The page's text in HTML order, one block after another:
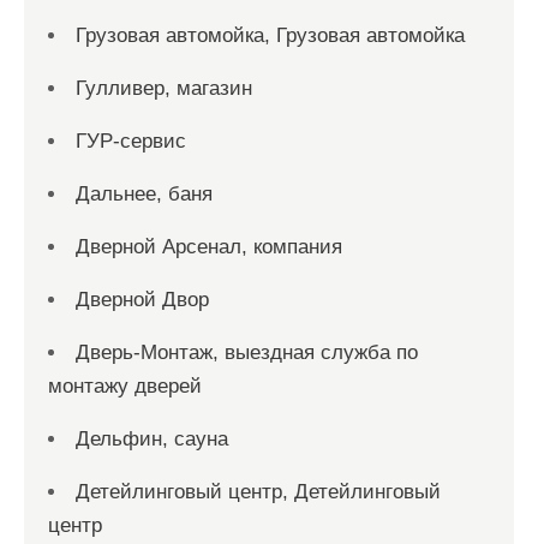
Грузовая автомойка, Грузовая автомойка
Гулливер, магазин
ГУР-сервис
Дальнее, баня
Дверной Арсенал, компания
Дверной Двор
Дверь-Монтаж, выездная служба по
монтажу дверей
Дельфин, сауна
Детейлинговый центр, Детейлинговый
центр